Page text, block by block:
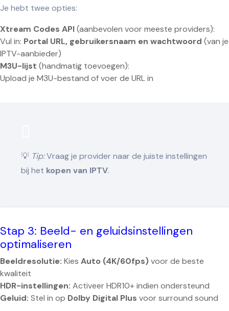
Je hebt twee opties:
Xtream Codes API(aanbevolen voor meeste providers):
Vul in: Portal URL, gebruikersnaam en wachtwoord (van je
IPTV-aanbieder)
M3U-lijst (handmatig toevoegen):
Upload je M3U-bestand of voer de URL in
💡 Tip:Vraag je provider naar de juiste instellingen
bij het kopen van IPTV.
Stap 3: Beeld- en geluidsinstellingen
optimaliseren
Beeldresolutie: Kies Auto (4K/60fps)voor de beste
kwaliteit
HDR-instellingen: Activeer HDR10+ indien ondersteund
Geluid: Stel in op Dolby Digital Plus voor surround sound